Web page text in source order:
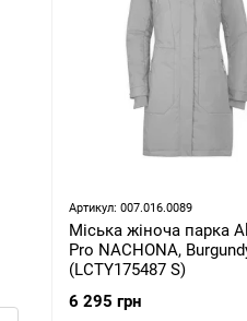
Артикул: 007.016.0089
Міська жіноча парка
Pro NACHONA,
(LCTY175487 S)
6 295 грн